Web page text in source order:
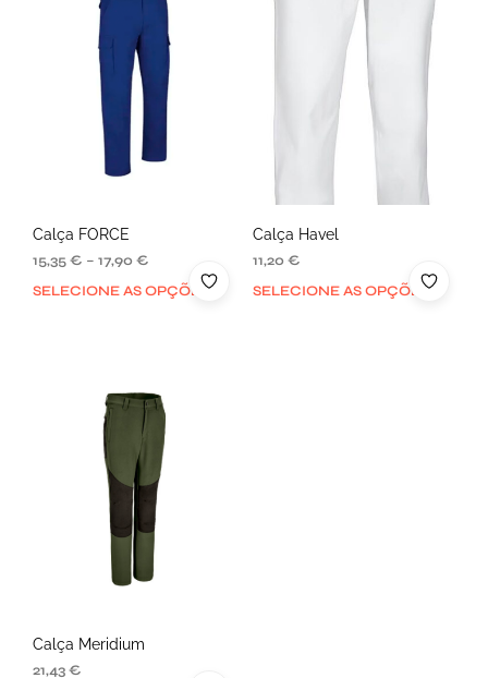
Calça FORCE
15,35€ – 17,90 €
SELECIONE AS OPÇÕES
Calça Havel
11,20 €
SELECIONE AS OPÇÕES
Calça Meridium
21,43€